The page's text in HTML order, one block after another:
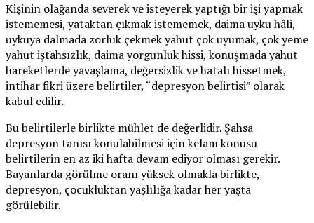
Kişinin olağanda severek ve isteyerek yaptığı bir işi yapmak
istememesi, yataktan çıkmak istememek, daima uyku hâli,
uykuya dalmada zorluk çekmek yahut çok uyumak, çok yeme
yahut iştahsızlık, daima yorgunluk hissi, konuşmada yahut
hareketlerde yavaşlama, değersizlik ve hatalı hissetmek,
intihar fikri üzere belirtiler, “depresyon belirtisi” olarak
kabul edilir.
Bu belirtilerle birlikte mühlet de değerlidir. Şahsa
depresyon tanısı konulabilmesi için kelam konusu
belirtilerin en az iki hafta devam ediyor olması gerekir.
Bayanlarda görülme oranı yüksek olmakla birlikte,
depresyon, çocukluktan yaşlılığa kadar her yaşta
görülebilir.